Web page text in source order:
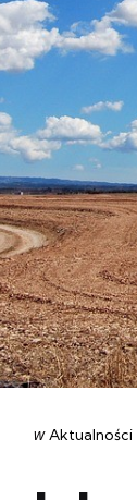
Categories
post
w Aktualności